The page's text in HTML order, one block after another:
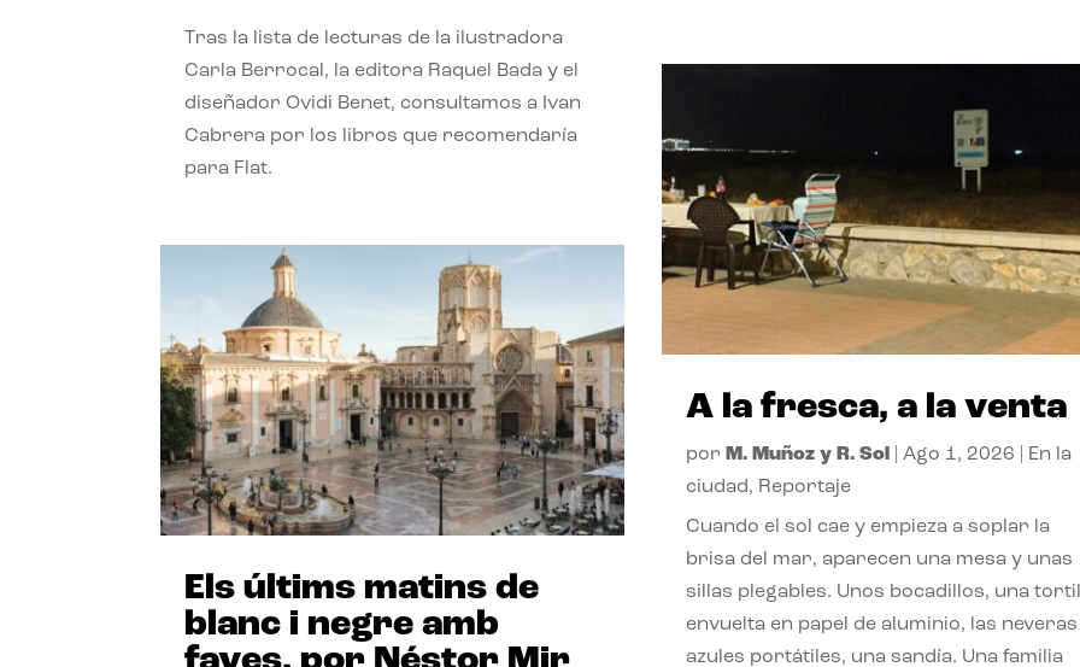
Tras la lista de lecturas de la ilustradora
Carla Berrocal, la editora Raquel Bada y el
diseñador Ovidi Benet, consultamos a Ivan
Cabrera por los libros que recomendaría
para Flat.
Els últims matins de
blanc i negre amb
A la fresca, a la venta
por M. Muñoz y R. Sol Ago 1, 2026
En la
ciudad, Reportaje
Cuando el sol cae y empieza a soplar la
brisa del mar, aparecen una mesa y unas
sillas plegables. Unos bocadillos, una
envuelta en papel de aluminio, las neveras
azules portátiles, una sandía. Una familia